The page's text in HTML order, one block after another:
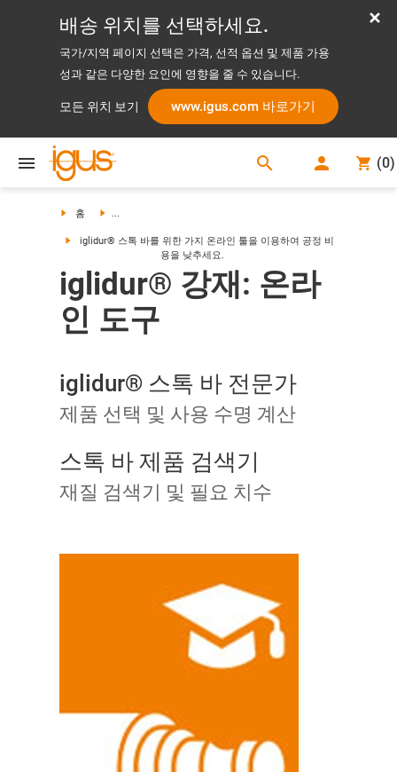
배송 위치를 선택하세요.
국가/지역 페이지 선택은 가격, 선적 옵션 및 제품 가용
성과 같은 다양한 요인에 영향을 줄 수 있습니다.
모든 위치 보기 www.igus.com 바로가기
search (0)
홈 ...
iglidur® 스톡 바를 위한 가지 온라인 툴을 이용하여 공정 비
용을 낮추세요.
iglidur® 강재: 온라
인 도구
iglidur® 스톡 바 전문가
제품 선택 및 사용 수명 계산
스톡 바 제품 검색기
재질 검색기 및 필요 치수